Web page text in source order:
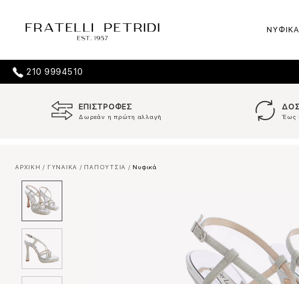
210 9994510
ΕΠΙΣΤΡΟΦΕΣ
Δωρεάν η πρώτη αλλαγή Έως
ΑΡΧΙΚΗ / ΓΥΝΑΙΚΑ / ΠΑΠΟΥΤΣΙΑ / Νυφικά